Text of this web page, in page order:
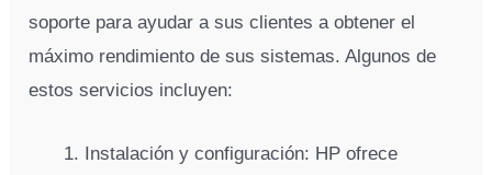
soporte para ayudar a sus clientes a obtener el
máximo rendimiento de sus sistemas. Algunos de
estos servicios incluyen:
Instalación y configuración: HP ofrece